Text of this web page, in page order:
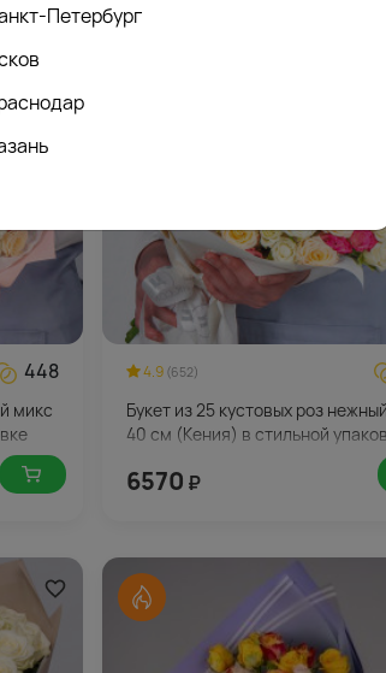
448
микс
4.9 (652)
Букет из 25 кустовых роз
40 см (Кения) в стильной
6570 ₽
Петербург